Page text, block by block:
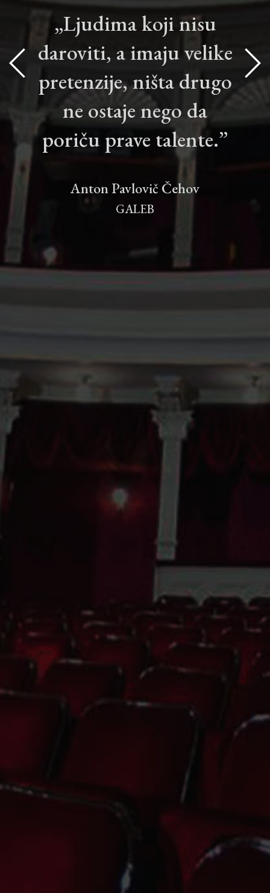
„Ljudima koji nisu
daroviti, a imaju velike
pretenzije, ništa drugo
ne ostaje nego da
poriču prave talente.”
Anton Pavlovič Čehov
GALEB